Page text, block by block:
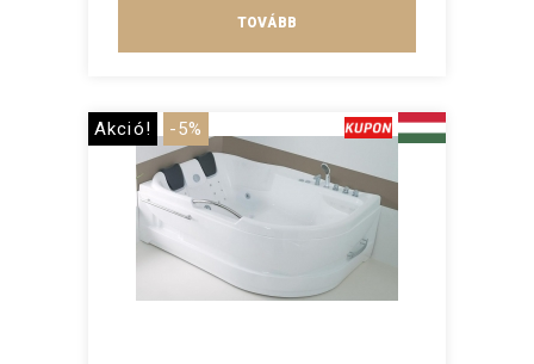
TOVÁBB
Akció! -5%